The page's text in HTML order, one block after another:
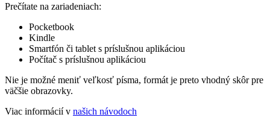
Prečítate na zariadeniach:
Pocketbook
Kindle
Smartfón či tablet s príslušnou aplikáciou
Počítač s príslušnou aplikáciou
Nie je možné meniť veľkosť písma, formát je preto vhodný skôr pre
väčšie obrazovky.
Viac informácií v našich návodoch